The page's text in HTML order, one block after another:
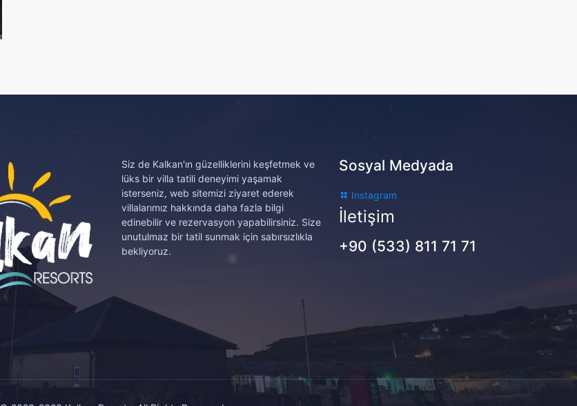
Siz de Kalkan'ın güzelliklerini keşfetmek ve
lüks bir villa tatili deneyimi yaşamak
isterseniz, web sitemizi ziyaret ederek
villalarımız hakkında daha fazla bilgi
edinebilir ve rezervasyon yapabilirsiniz. Size
unutulmaz bir tatil sunmak için sabırsızlıkla
bekliyoruz.
Sosyal Medyada
Instagram
İletişim
+90 (533) 811 71 71